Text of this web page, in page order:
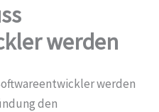
werden
werden
den